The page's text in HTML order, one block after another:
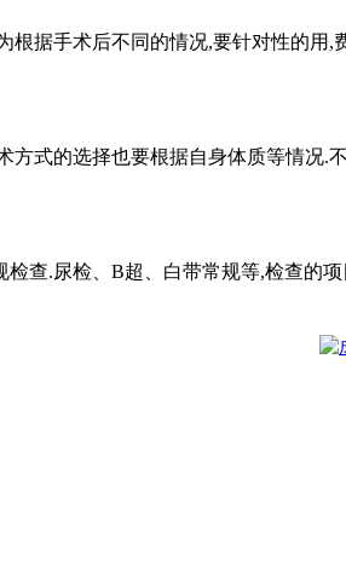
手术后不同的情况,要针对性的用,
的选择也要根据自身体质等情况.
.尿检、B超、白带常规等,检查的